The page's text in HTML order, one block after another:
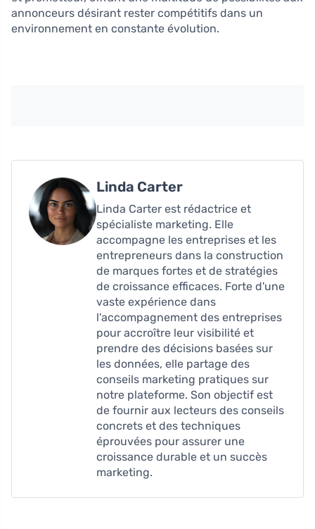
annonceurs désirant rester compétitifs dans un
environnement en constante évolution.
Linda Carter
Linda Carter est rédactrice et
spécialiste marketing. Elle
accompagne les entreprises et les
entrepreneurs dans la construction
de marques fortes et de stratégies
de croissance efficaces. Forte d'une
vaste expérience dans
l'accompagnement des entreprises
pour accroître leur visibilité et
prendre des décisions basées sur
les données, elle partage des
conseils marketing pratiques sur
notre plateforme. Son objectif est
de fournir aux lecteurs des conseils
concrets et des techniques
éprouvées pour assurer une
croissance durable et un succès
marketing.